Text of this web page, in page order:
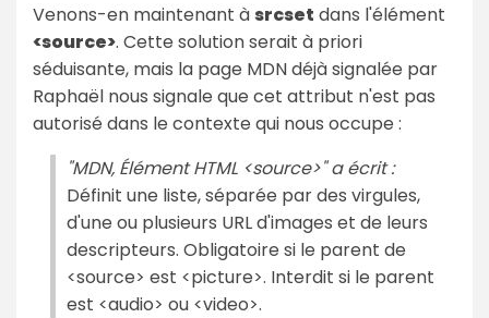
Venons-en maintenant àsrcset dans l'élément
<source>. Cette solution serait à priori
séduisante, mais la page MDN déjà signalée par
Raphaël nous signale que cet attribut n'est pas
autorisé dans le contexte qui nous occupe :
"MDN, Élément HTML <source>" a écrit :
Définit une liste, séparée par des virgules,
d'une ou plusieurs URL d'images et de leurs
descripteurs. Obligatoire si le parent de
<source> est <picture>. Interdit si le parent
est <audio> ou <video>.